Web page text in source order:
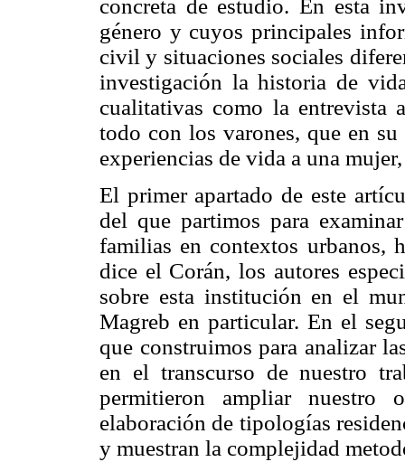
concreta de estudio. En esta
género y cuyos principales
civil y situaciones sociales
investigación la historia de
cualitativas como la entrevista
todo con los varones, que en
experiencias de vida a una
El primer apartado de este
del que partimos para
familias en contextos urbanos,
dice el Corán, los autores
sobre esta institución en el
Magreb en particular. En el
que construimos para analizar
en el transcurso de nuestro
permitieron ampliar nuestro
elaboración de tipologías
y muestran la complejidad